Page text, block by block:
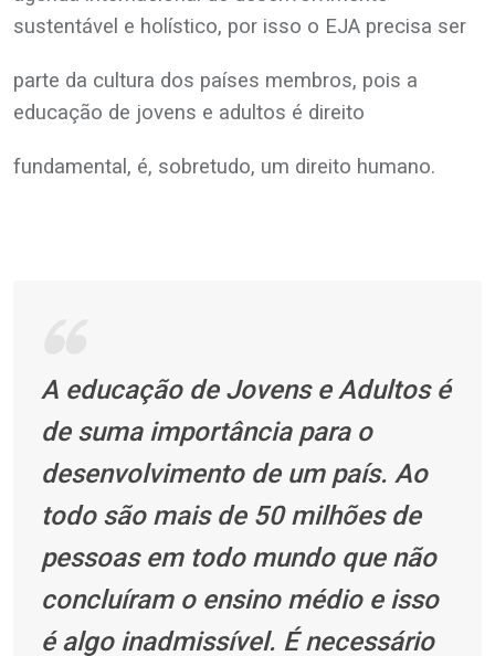
sustentável e holístico, por isso o EJA precisa ser
parte da cultura dos países membros, pois a
educação de jovens e adultos é direito
fundamental, é, sobretudo, um direito humano.
A educação de Jovens e Adultos é
de suma importância para o
desenvolvimento de um país. Ao
todo são mais de 50 milhões de
pessoas em todo mundo que não
concluíram o ensino médio e isso
é algo inadmissível. É necessário